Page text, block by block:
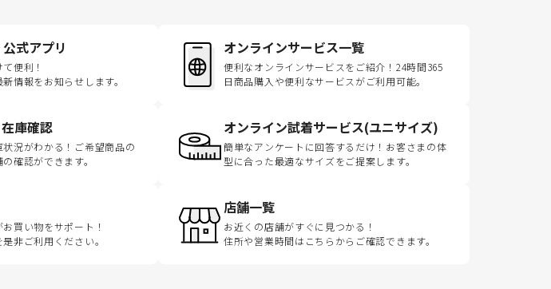
式アプリ
便利！
情報をお知らせします。
オンラインサービス一覧
便利なオンラインサービスをご紹介！24時間365
日商品購入や便利なサービスがご利用可能。
庫確認
況がわかる！ご希望商品の
確認ができます。
オンライン試着サービス(ユニサイズ)
簡単なアンケートに回答するだけ！お客さまの体
型に合った最適なサイズをご提案します。
買い物をサポート！
非ご利用ください。
店舗一覧
お近くの店舗がすぐに見つかる！
住所や営業時間はこちらからご確認できます。